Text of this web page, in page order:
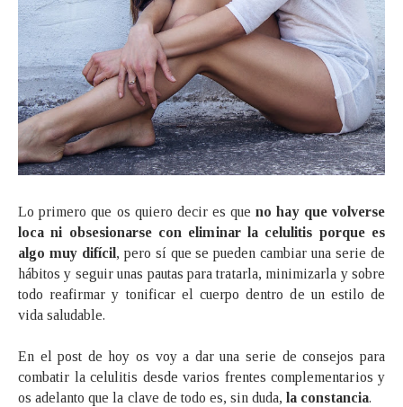
Lo primero que os quiero decir es queno hay que volverse
loca ni obsesionarse con eliminar la celulitis porque es
algo muy difícil , pero sí que se pueden cambiar una serie de
hábitos y seguir unas pautas para tratarla, minimizarla y sobre
todo reafirmar y tonificar el cuerpo dentro de un estilo de
vida saludable.
En el post de hoy os voy a dar una serie de consejos para
combatir la celulitis desde varios frentes complementarios y
os adelanto que la clave de todo es, sin duda,la constancia.